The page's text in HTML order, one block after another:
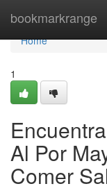
bookmarkrange
Home
Home
1
Al Por
Comer